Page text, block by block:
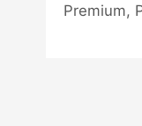
Premium,